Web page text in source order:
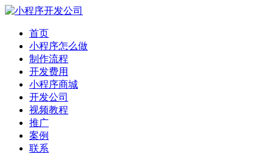
首页
小程序怎么做
制作流程
开发费用
小程序商城
开发公司
视频教程
推广
案例
联系